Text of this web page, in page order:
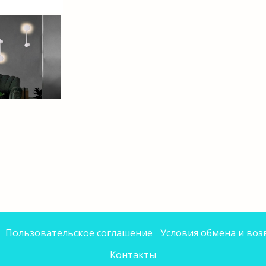
Пользовательское соглашение Условия обмена и
Контакты